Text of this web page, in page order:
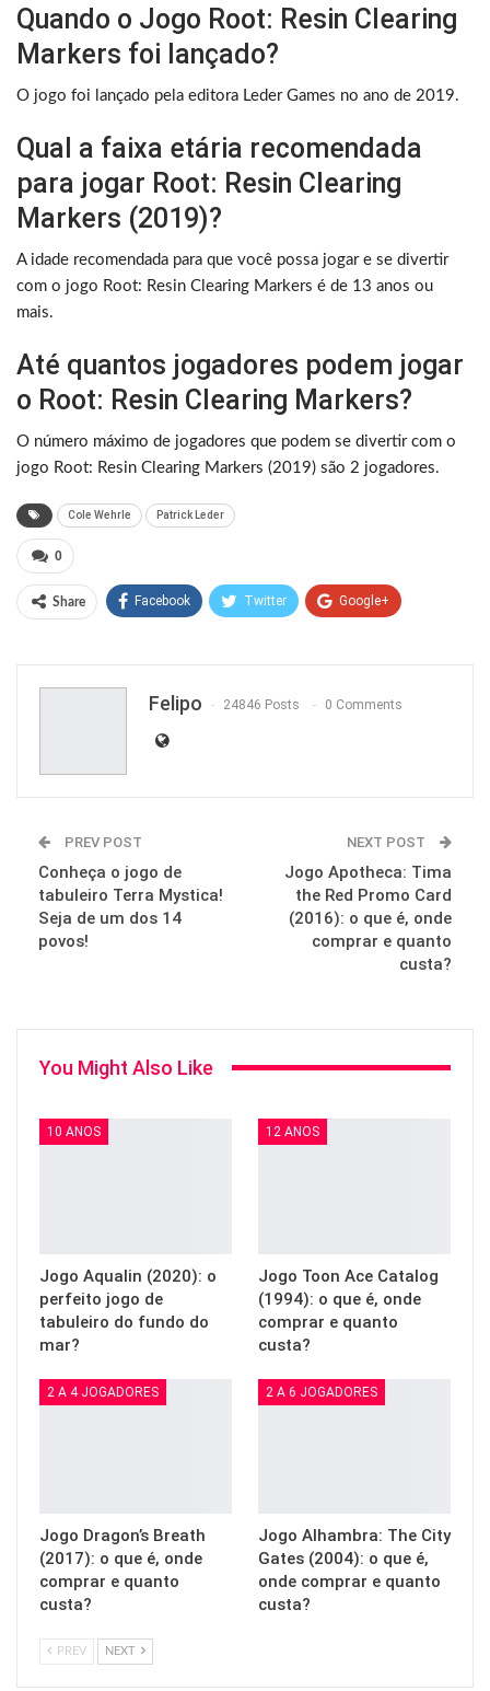
Quando o Jogo Root: Resin Clearing
Markers foi lançado?
O jogo foi lançado pela editora Leder Games no ano de 2019.
Qual a faixa etária recomendada
para jogar Root: Resin Clearing
Markers (2019)?
A idade recomendada para que você possa jogar e se divertir
com o jogo Root: Resin Clearing Markers é de 13 anos ou
mais.
Até quantos jogadores podem jogar
o Root: Resin Clearing Markers?
O número máximo de jogadores que podem se divertir com o
jogo Root: Resin Clearing Markers (2019) são 2 jogadores.
Cole Wehrle Patrick Leder
0
Share Facebook Twitter Google+
Felipo 24846 Posts 0 Comments
PREV POST
Conheça o jogo de
tabuleiro Terra Mystica!
Seja de um dos 14
povos!
NEXT POST
Jogo Apotheca: Tima
the Red Promo Card
(2016): o que é, onde
comprar e quanto
custa?
You Might Also Like
10 ANOS
Jogo Aqualin (2020): o
perfeito jogo de
tabuleiro do fundo do
mar?
12 ANOS
Jogo Toon Ace Catalog
(1994): o que é, onde
comprar e quanto
custa?
2 A 4 JOGADORES
Jogo Dragon’s Breath
(2017): o que é, onde
comprar e quanto
custa?
2 A 6 JOGADORES
Jogo Alhambra: The City
Gates (2004): o que é,
onde comprar e quanto
custa?
PREV NEXT